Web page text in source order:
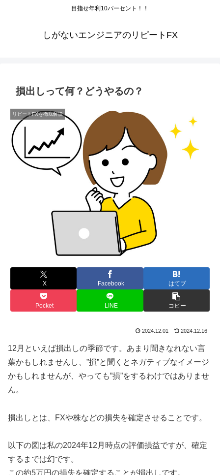
目指せ年利10パーセント！！
しがないエンジニアのリピートFX
損出しって何？どうやるの？
リピートFXを徹底解説
X Facebook はてブ
Pocket LINE コピー
2024.12.01 2024.12.16
12月といえば損出しの季節です。あまり聞きなれない言
葉かもしれませんし、”損”と聞くとネガティブなイメージ
かもしれませんが、やっても”損”をするわけではありませ
ん。
損出しとは、FXや株などの損失を確定させることです。
以下の図は私の2024年12月時点の評価損益ですが、確定
するまでは幻です。
この約5万円の損失を確定することが損出しです。